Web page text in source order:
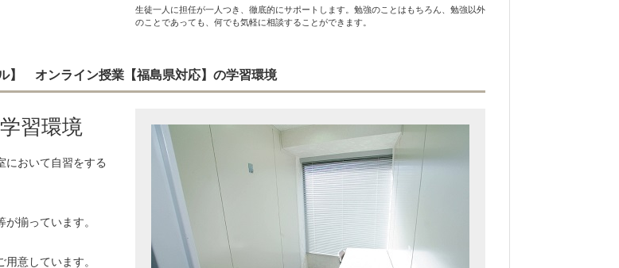
生徒一人に担任が一人つき、徹底的にサポートします。勉強のことはもちろん、勉強以外
のことであっても、何でも気軽に相談することができます。
】 オンライン授業【福島県対応】の学習環境
習環境
おいて自習をする
揃っています。
意しています。